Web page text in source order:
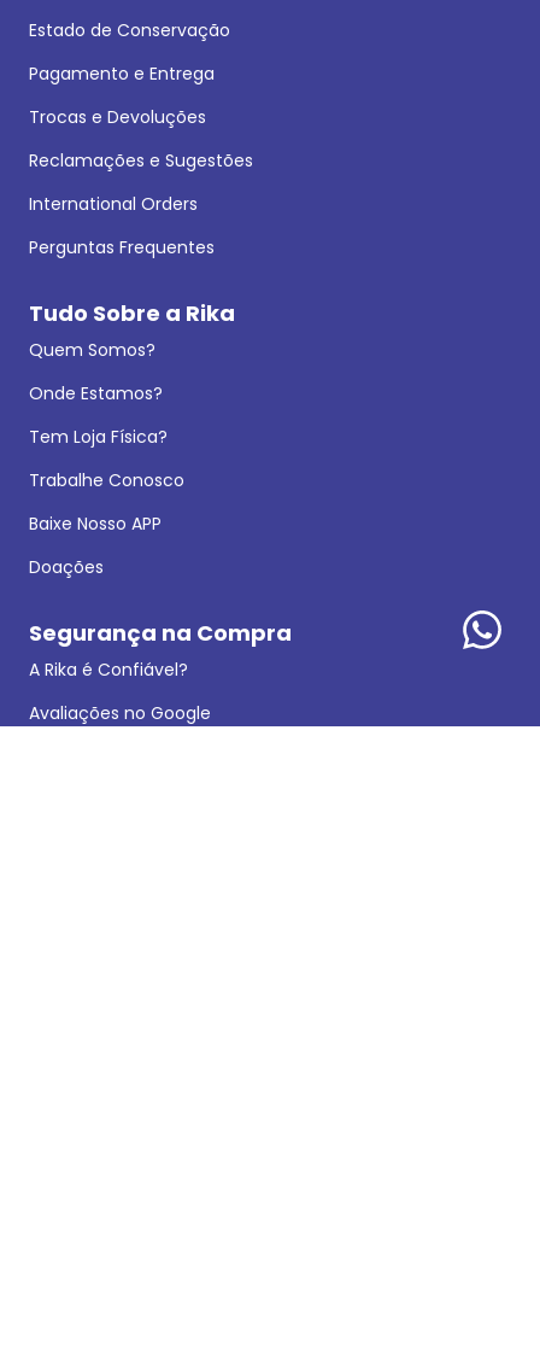
Estado de Conservação
Pagamento e Entrega
Trocas e Devoluções
Reclamações e Sugestões
International Orders
Perguntas Frequentes
Tudo Sobre a Rika
Quem Somos?
Onde Estamos?
Tem Loja Física?
Trabalhe Conosco
Baixe Nosso APP
Doações
Segurança na Compra
A Rika é Confiável?
Avaliações no Google